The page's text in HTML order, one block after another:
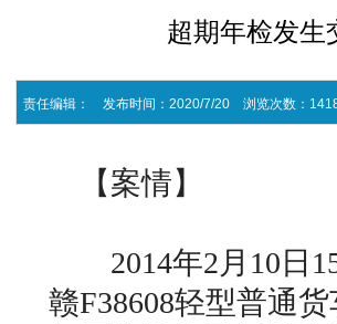
超期年检发生
责任编辑： 发布时间：2020/7/20 浏览次数：
【案情】
2014年2月10日15
赣F38608轻型普通